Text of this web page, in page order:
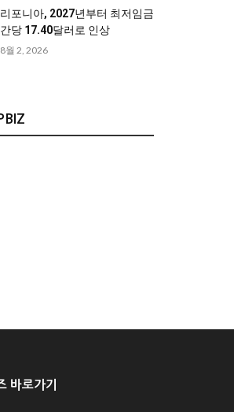
포니아, 2027년부터 최저임금
당 17.40달러로 인상
8월 2, 2026
바로가기